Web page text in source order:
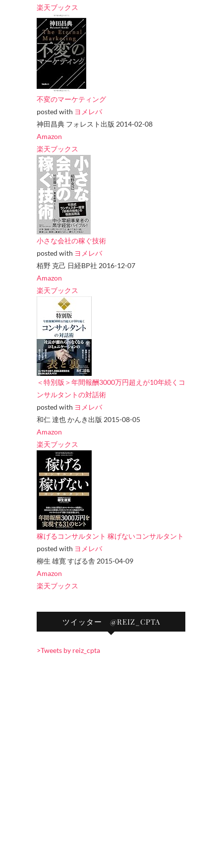
楽天ブックス
不変のマーケティング
posted with ヨメレバ
神田昌典 フォレスト出版 2014-02-08
Amazon
楽天ブックス
小さな会社の稼ぐ技術
posted with ヨメレバ
栢野 克己 日経BP社 2016-12-07
Amazon
楽天ブックス
＜特別版＞年間報酬3000万円超えが10年続くコ
ンサルタントの対話術
posted with ヨメレバ
和仁 達也 かんき出版 2015-08-05
Amazon
楽天ブックス
稼げるコンサルタント 稼げないコンサルタント
posted with ヨメレバ
柳生 雄寛 すばる舎 2015-04-09
Amazon
楽天ブックス
ツイッター @REIZ_CPTA
>Tweets by reiz_cpta